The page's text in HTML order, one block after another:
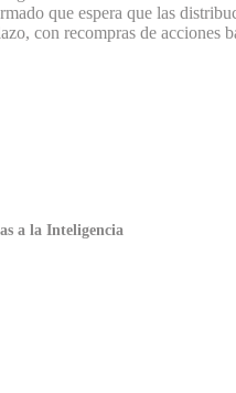
que espera que las
con recompras de acciones
a la Inteligencia